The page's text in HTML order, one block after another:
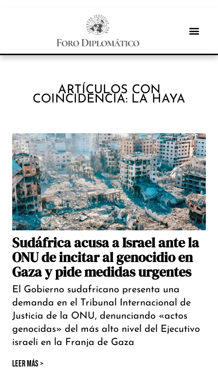
ARTÍCULOS CON
COINCIDENCIA: LA HAYA
Sudáfrica acusa a Israel ante la
ONU de incitar al genocidio en
Gaza y pide medidas urgentes
El Gobierno sudafricano presenta una
demanda en el Tribunal Internacional de
Justicia de la ONU, denunciando «actos
genocidas» del más alto nivel del Ejecutivo
israelí en la Franja de Gaza
LEER MÁS >